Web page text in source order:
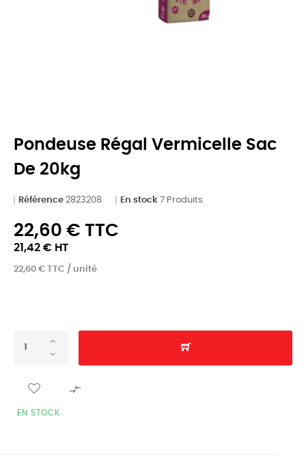
Pondeuse Régal Vermicelle Sac
De 20kg
Référence 2823208 En stock 7 Produits
22,60 € TTC
21,42 € HT
22,60 € TTC / unité

EN STOCK